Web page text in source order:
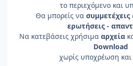
το περιεχόμενο και
Θα μπορείς να συμμετέχεις
ερωτήσεις -
Να κατεβάσεις χρήσιμα αρχεία
Download
χωρίς υποχρέωση και